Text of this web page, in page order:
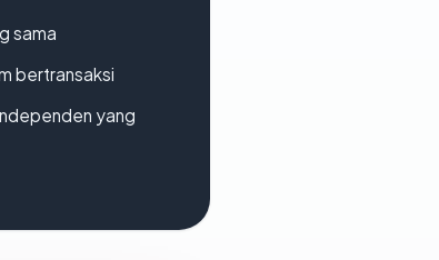
sama
bertransaksi
yang